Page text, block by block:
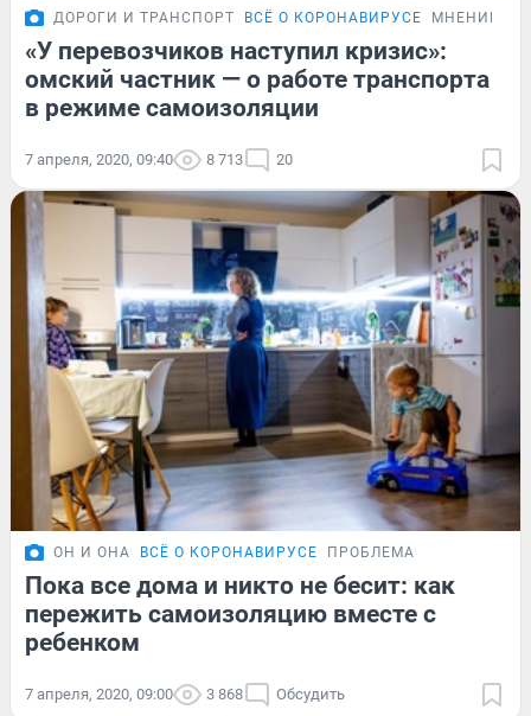
ДОРОГИ И ТРАНСПОРТ ВСЁ О КОРОНАВИРУСЕ МНЕНИЕ
«У перевозчиков наступил кризис»:
омский частник — о работе транспорта
в режиме самоизоляции
7 апреля, 2020, 09:40 8 713 20
ОН И ОНА ВСЁ О КОРОНАВИРУСЕ ПРОБЛЕМА
Пока все дома и никто не бесит: как
пережить самоизоляцию вместе с
ребенком
7 апреля, 2020, 09:00 3 868 Обсудить